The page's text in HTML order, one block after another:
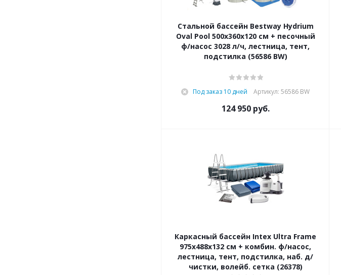
Cтальной бассейн Bestway Hydrium
Oval Pool 500х360х120 см + песочный
ф/насос 3028 л/ч, лестница, тент,
подстилка (56586 BW)
Под заказ 10 дней Артикул: 56586 BW
124 950руб.
Каркасный бассейн Intex Ultra Frame
975x488x132 см + комбин. ф/насос,
лестница, тент, подстилка, наб. д/
чистки, волейб. сетка (26378)